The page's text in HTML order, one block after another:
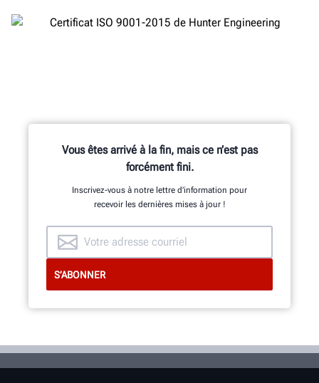
Vous êtes arrivé à la fin, mais ce n’est pas
forcément fini.
Inscrivez-vous à notre lettre d’information pour
recevoir les dernières mises à jour !